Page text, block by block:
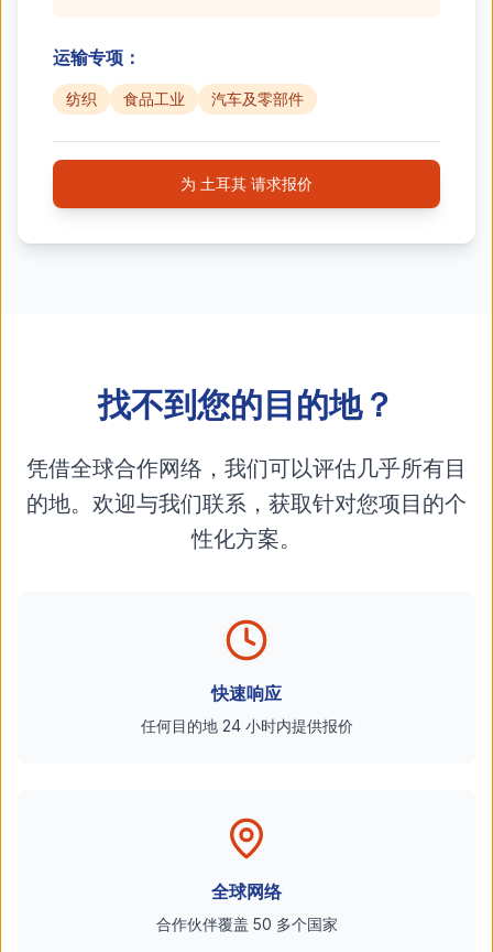
运输专项：
纺织 食品工业 汽车及零部件
为 土耳其 请求报价
找不到您的目的地？
凭借全球合作网络，我们可以评估几乎所有目
的地。欢迎与我们联系，获取针对您项目的个
性化方案。
快速响应
任何目的地 24 小时内提供报价
全球网络
合作伙伴覆盖 50 多个国家